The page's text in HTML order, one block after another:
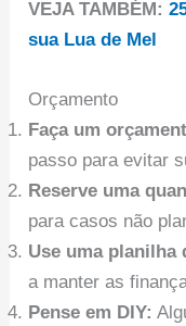
VEJA TAMBÉM:
sua Lua de Mel
Orçamento
Faça um
passo para evitar
Reserve uma
para casos não
Use uma planilha
a manter as
Pense em DIY: